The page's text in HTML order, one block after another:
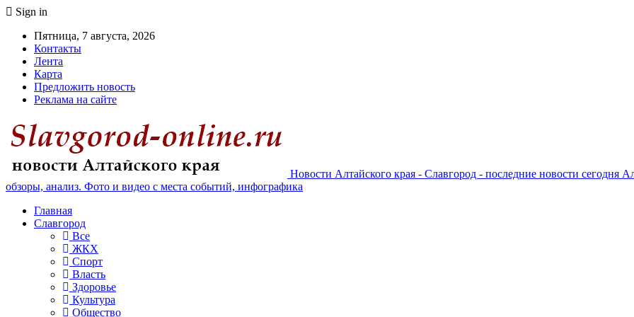
Sign in
Пятница, 7 августа, 2026
Контакты
Лента
Карта
Предложить новость
Реклама на сайте
Новости Алтайского края - Славгород - последние новости сегодня
обзоры, анализ. Фото и видео с места событий, инфографика
Главная
Славгород
Все
ЖКХ
Спорт
Власть
Здоровье
Культура
Общество